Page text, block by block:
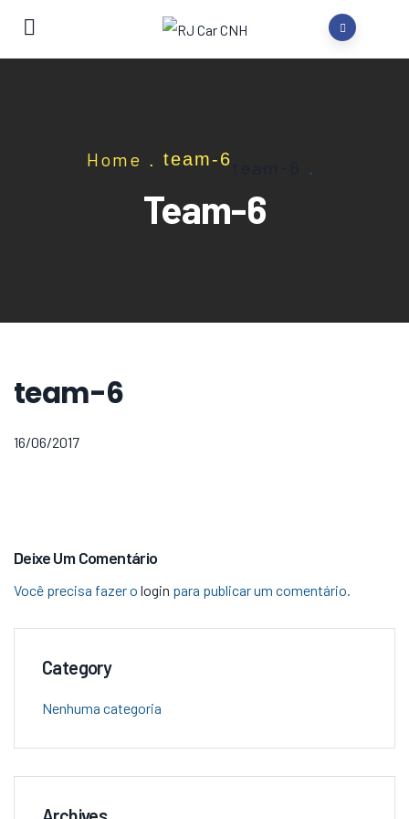
Home . .
team-6
Team-6
team-6
16/06/2017
Deixe Um Comentário
Você precisa fazer o login para publicar um comentário.
Category
Nenhuma categoria